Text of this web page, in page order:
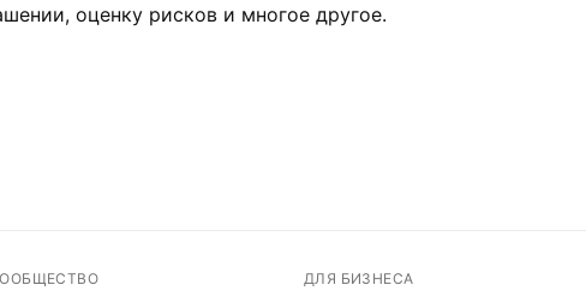
оценку рисков и многое другое.
ДЛЯ БИЗНЕСА